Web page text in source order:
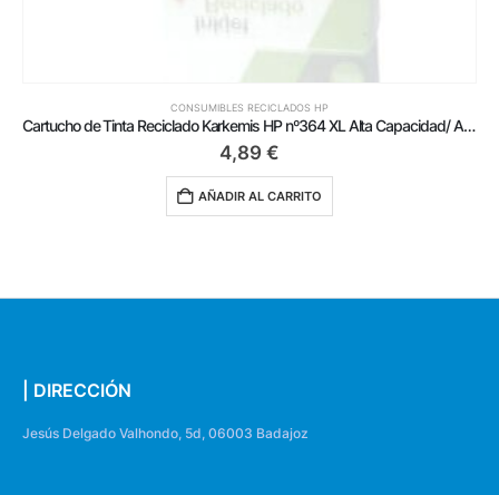
CONSUMIBLES RECICLADOS HP
Cartucho de Tinta Reciclado Karkemis HP nº364 XL Alta Capacidad/ Amarillo
4,89 €
AÑADIR AL CARRITO
| DIRECCIÓN
Jesús Delgado Valhondo, 5d, 06003 Badajoz